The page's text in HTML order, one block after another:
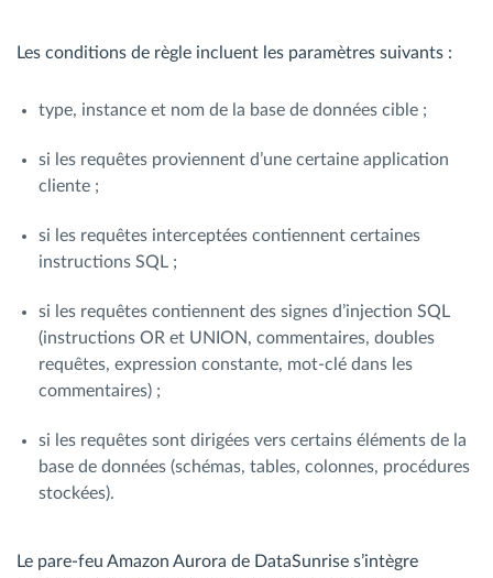
Les conditions de règle incluent les paramètres suivants :
type, instance et nom de la base de données cible ;
si les requêtes proviennent d’une certaine application
cliente ;
si les requêtes interceptées contiennent certaines
instructions SQL ;
si les requêtes contiennent des signes d’injection SQL
(instructions OR et UNION, commentaires, doubles
requêtes, expression constante, mot-clé dans les
commentaires) ;
si les requêtes sont dirigées vers certains éléments de la
base de données (schémas, tables, colonnes, procédures
stockées).
Le pare-feu Amazon Aurora de DataSunrise s’intègre